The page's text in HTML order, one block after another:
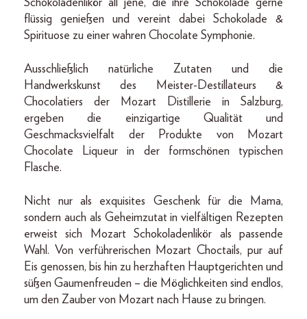
Schokoladenlikör all jene, die ihre Schokolade gerne
flüssig genießen und vereint dabei Schokolade &
Spirituose zu einer wahren Chocolate Symphonie.
Ausschließlich natürliche Zutaten und die
Handwerkskunst des Meister-Destillateurs &
Chocolatiers der Mozart Distillerie in Salzburg,
ergeben die einzigartige Qualität und
Geschmacksvielfalt der Produkte von Mozart
Chocolate Liqueur in der formschönen typischen
Flasche.
Nicht nur als exquisites Geschenk für die Mama,
sondern auch als Geheimzutat in vielfältigen Rezepten
erweist sich Mozart Schokoladenlikör als passende
Wahl. Von verführerischen Mozart Choctails, pur auf
Eis genossen, bis hin zu herzhaften Hauptgerichten und
süßen Gaumenfreuden – die Möglichkeiten sind endlos,
um den Zauber von Mozart nach Hause zu bringen.